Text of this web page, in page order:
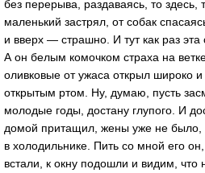
без перерыва, раздаваясь, то здесь,
маленький застрял, от собак
и вверх — страшно. И тут как раз эта
А он белым комочком страха на
оливковые от ужаса открыл широко и
открытым ртом. Ну, думаю, пусть
молодые годы, достану глупого. И
домой притащил, жены уже не было,
в холодильнике. Пить со мной его
встали, к окну подошли и видим, что